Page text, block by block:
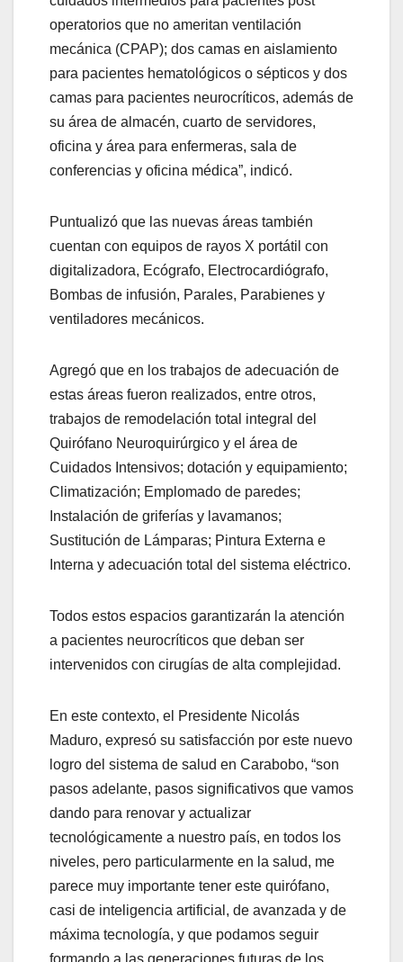
operatorios que no ameritan ventilación
mecánica (CPAP); dos camas en aislamiento
para pacientes hematológicos o sépticos y dos
camas para pacientes neurocríticos, además de
su área de almacén, cuarto de servidores,
oficina y área para enfermeras, sala de
conferencias y oficina médica”, indicó.
Puntualizó que las nuevas áreas también
cuentan con equipos de rayos X portátil con
digitalizadora, Ecógrafo, Electrocardiógrafo,
Bombas de infusión, Parales, Parabienes y
ventiladores mecánicos.
Agregó que en los trabajos de adecuación de
estas áreas fueron realizados, entre otros,
trabajos de remodelación total integral del
Quirófano Neuroquirúrgico y el área de
Cuidados Intensivos; dotación y equipamiento;
Climatización; Emplomado de paredes;
Instalación de griferías y lavamanos;
Sustitución de Lámparas; Pintura Externa e
Interna y adecuación total del sistema eléctrico.
Todos estos espacios garantizarán la atención
a pacientes neurocríticos que deban ser
intervenidos con cirugías de alta complejidad.
En este contexto, el Presidente Nicolás
Maduro, expresó su satisfacción por este nuevo
logro del sistema de salud en Carabobo, “son
pasos adelante, pasos significativos que vamos
dando para renovar y actualizar
tecnológicamente a nuestro país, en todos los
niveles, pero particularmente en la salud, me
parece muy importante tener este quirófano,
casi de inteligencia artificial, de avanzada y de
máxima tecnología, y que podamos seguir
formando a las generaciones futuras de los